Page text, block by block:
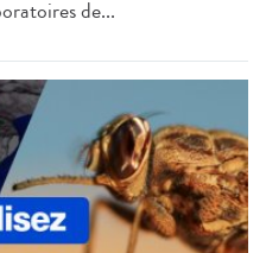
de...